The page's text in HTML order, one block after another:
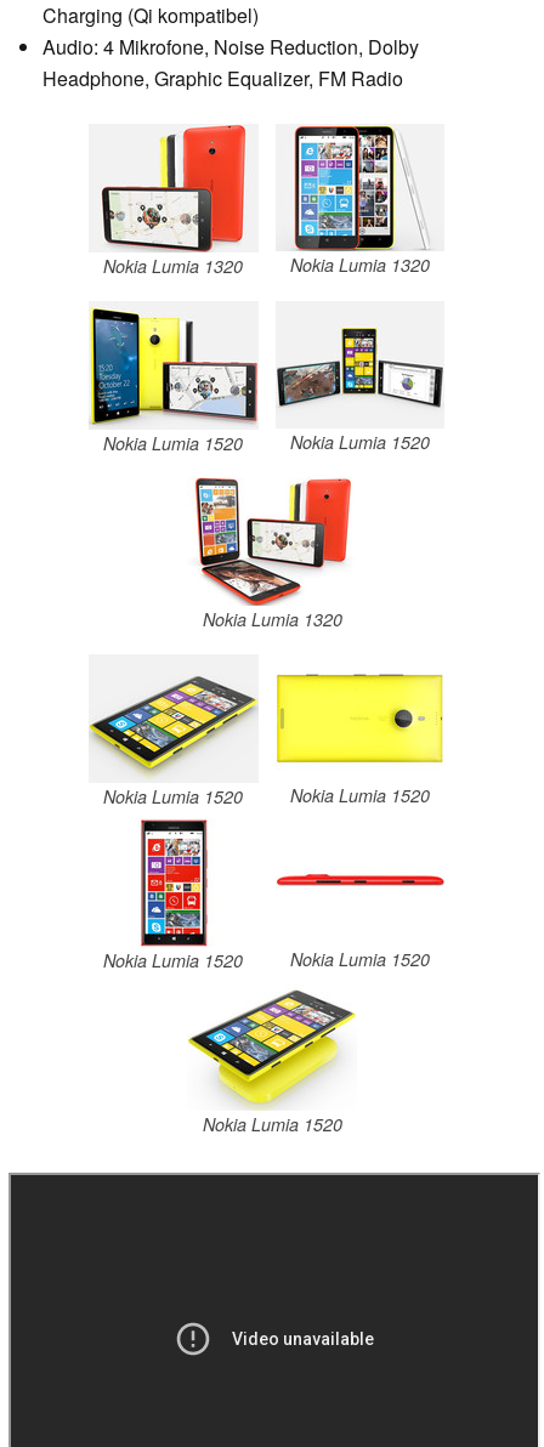
Charging (Qi kompatibel)
Audio: 4 Mikrofone, Noise Reduction, Dolby
Headphone, Graphic Equalizer, FM Radio
Nokia Lumia 1320 Nokia Lumia 1320
Nokia Lumia 1520 Nokia Lumia 1520
Nokia Lumia 1320
Nokia Lumia 1520 Nokia Lumia 1520
Nokia Lumia 1520 Nokia Lumia 1520
Nokia Lumia 1520